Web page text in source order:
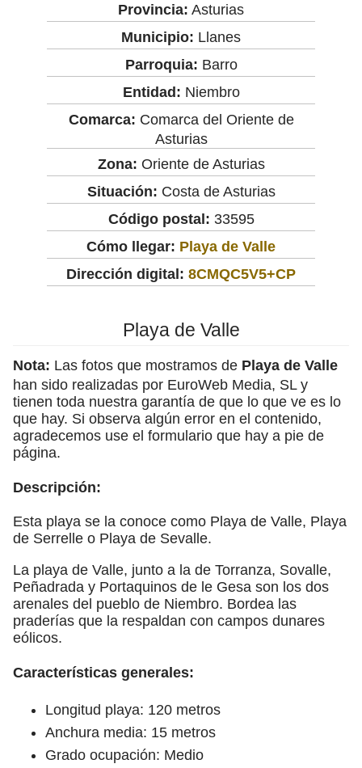
Provincia: Asturias
Municipio: Llanes
Parroquia: Barro
Entidad: Niembro
Comarca: Comarca del Oriente de
Asturias
Zona: Oriente de Asturias
Situación: Costa de Asturias
Código postal: 33595
Cómo llegar: Playa de Valle
Dirección digital: 8CMQC5V5+CP
Playa de Valle
Nota: Las fotos que mostramos de Playa de Valle
han sido realizadas por EuroWeb Media, SL y
tienen toda nuestra garantía de que lo que ve es lo
que hay. Si observa algún error en el contenido,
agradecemos use el formulario que hay a pie de
página.
Descripción:
Esta playa se la conoce como Playa de Valle, Playa
de Serrelle o Playa de Sevalle.
La playa de Valle, junto a la de Torranza, Sovalle,
Peñadrada y Portaquinos de le Gesa son los dos
arenales del pueblo de Niembro. Bordea las
praderías que la respaldan con campos dunares
eólicos.
Características generales:
Longitud playa: 120 metros
Anchura media: 15 metros
Grado ocupación: Medio